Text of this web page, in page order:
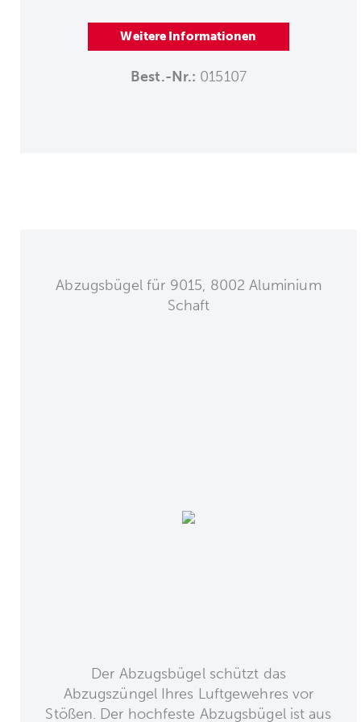
Weitere Informationen
Best.-Nr.: 015107
Abzugsbügel für 9015, 8002 Aluminium
Schaft
Der Abzugsbügel schützt das
Abzugszüngel Ihres Luftgewehres vor
Stößen. Der hochfeste Abzugsbügel ist aus